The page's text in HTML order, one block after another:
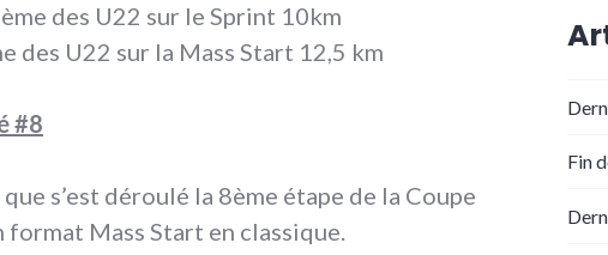
des U22 sur le Sprint 10km
des U22 sur la Mass Start 12,5 km
#8
que s’est déroulé la 8ème étape de la Coupe
format Mass Start en classique.
Fin